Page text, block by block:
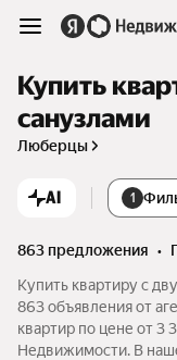
Купить
санузлами
Люберцы
AI 1
863 предложения •
Купить квартиру с
863 объявления от
квартир по цене от
Недвижимости. В